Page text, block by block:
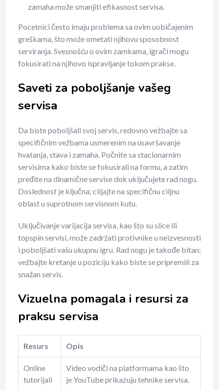
zamaha može smanjiti efikasnost servisa.
Pocetnici često imaju problema sa ovim uobičajenim
greškama, što može ometati njihovu sposobnost
serviranja. Svesnošću o ovim zamkama, igrači mogu
fokusirati na njihovo ispravljanje tokom prakse.
Saveti za poboljšanje vašeg
servisa
Da biste poboljšali svoj servis, redovno vežbajte sa
specifičnim vežbama usmerenim na usavršavanje
hvatanja, stava i zamaha. Počnite sa stacionarnim
servisima kako biste se fokusirali na formu, a zatim
pređite na dinamične servise dok uključujete rad nogu.
Doslednost je ključna; ciljajte na specifičnu ciljnu
oblast u suprotnom servisnom kutu.
Uključivanje varijacija servisa, kao što su slice ili
topspin servisi, može zadržati protivnike u neizvesnosti
i poboljšati vašu ukupnu igru. Rad nogu je takođe bitan;
vežbajte kretanje u poziciju kako biste se pripremili za
snažan servis.
Vizuelna pomagala i resursi za
praksu servisa
Resurs Opis
Online
tutorijali
Video vodiči na platformama kao što
je YouTube prikazuju tehnike servisa.